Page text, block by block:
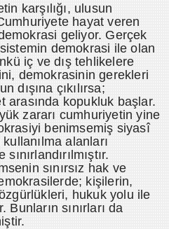
karşılığı, ulusun
hayat veren
geliyor. Gerçek
demokrasi ile olan
iç ve dış tehlikelere
demokrasinin gerekleri
dışına çıkılırsa;
arasında kopukluk başlar.
zararı cumhuriyetin yine
benimsemiş siyasî
alanları
sınırsız hak ve
kişilerin,
hukuk yolu ile
Bunların sınırları da